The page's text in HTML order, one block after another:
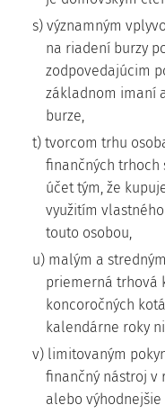
s) významným
na riadení burzy
zodpovedajúcim
základnom imaní
burze,
t) tvorcom trhu
finančných trhoch
účet tým, že
využitím
touto osobou,
u) malým a
priemerná trhová
koncoročných
kalendárne roky
v) limitovaným
finančný nástroj v
alebo